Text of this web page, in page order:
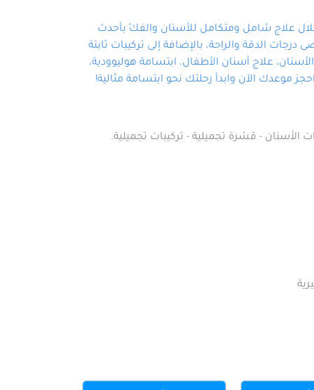
علاج شامل ومتكامل للأسنان والفكّ بأحدث
الدقة والراحة، بالإضافة إلى تركيبات ثابتة
علاج أسنان الأطفال، ابتسامة هوليوودية،
موعدك الآن وابدأ رحلتك نحو ابتسامة مثالية!
الأسنان - قشرة تجميلية - تركيبات تجميلية.